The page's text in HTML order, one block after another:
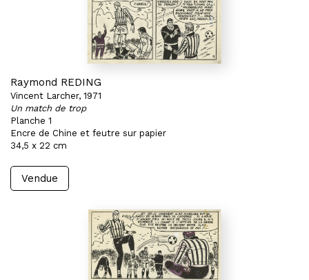
Raymond REDING
Vincent Larcher, 1971
Un match de trop
Planche 1
Encre de Chine et feutre sur papier
34,5 x 22 cm
Vendue